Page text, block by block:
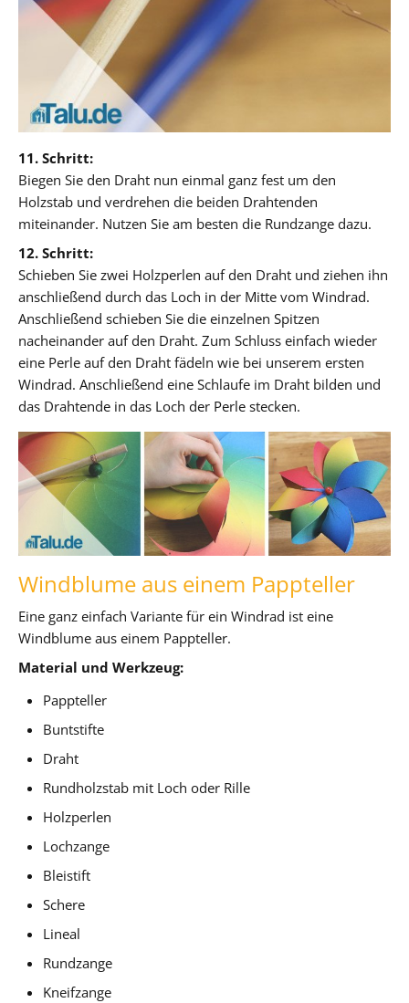
11. Schritt:
Biegen Sie den Draht nun einmal ganz fest um den
Holzstab und verdrehen die beiden Drahtenden
miteinander. Nutzen Sie am besten die Rundzange dazu.
12. Schritt:
Schieben Sie zwei Holzperlen auf den Draht und ziehen ihn
anschließend durch das Loch in der Mitte vom Windrad.
Anschließend schieben Sie die einzelnen Spitzen
nacheinander auf den Draht. Zum Schluss einfach wieder
eine Perle auf den Draht fädeln wie bei unserem ersten
Windrad. Anschließend eine Schlaufe im Draht bilden und
das Drahtende in das Loch der Perle stecken.
Windblume aus einem Pappteller
Eine ganz einfach Variante für ein Windrad ist eine
Windblume aus einem Pappteller.
Material und Werkzeug:
Pappteller
Buntstifte
Draht
Rundholzstab mit Loch oder Rille
Holzperlen
Lochzange
Bleistift
Schere
Lineal
Rundzange
Kneifzange